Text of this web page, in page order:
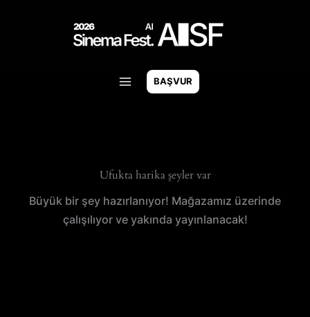
BAŞVUR
Ufukta harika şeyler var
Büyük bir şey hazırlanıyor! Mağazamız üzerinde
çalışılıyor ve yakında yayınlanacak!